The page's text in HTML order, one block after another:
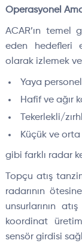
Operasyonel
ACAR’ın
eden hedefleri
olarak izlemek ve
Yaya personel
Hafif ve ağır
Tekerlekli/
Küçük ve
gibi farklı radar
Topçu atış
radarının
unsurlarının
koordinat
sensör girdisi